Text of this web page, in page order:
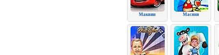
Маквин Масяня